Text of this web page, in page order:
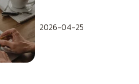
2026-04-25